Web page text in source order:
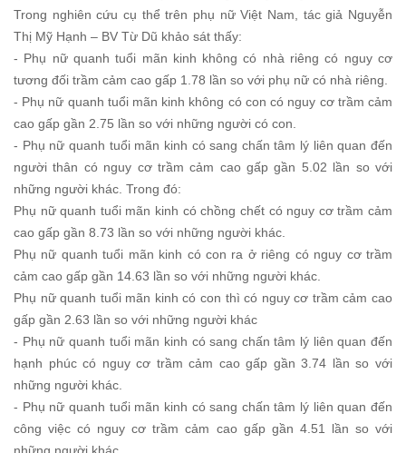
Trong nghiên cứu cụ thể trên phụ nữ Việt Nam, tác giả Nguyễn
Thị Mỹ Hạnh – BV Từ Dũ khảo sát thấy:
- Phụ nữ quanh tuổi mãn kinh không có nhà riêng có nguy cơ
tương đối trầm cảm cao gấp 1.78 lần so với phụ nữ có nhà riêng.
- Phụ nữ quanh tuổi mãn kinh không có con có nguy cơ trầm cảm
cao gấp gần 2.75 lần so với những người có con.
- Phụ nữ quanh tuổi mãn kinh có sang chấn tâm lý liên quan đến
người thân có nguy cơ trầm cảm cao gấp gần 5.02 lần so với
những người khác. Trong đó:
Phụ nữ quanh tuổi mãn kinh có chồng chết có nguy cơ trầm cảm
cao gấp gần 8.73 lần so với những người khác.
Phụ nữ quanh tuổi mãn kinh có con ra ở riêng có nguy cơ trầm
cảm cao gấp gần 14.63 lần so với những người khác.
Phụ nữ quanh tuổi mãn kinh có con thì có nguy cơ trầm cảm cao
gấp gần 2.63 lần so với những người khác
- Phụ nữ quanh tuổi mãn kinh có sang chấn tâm lý liên quan đến
hạnh phúc có nguy cơ trầm cảm cao gấp gần 3.74 lần so với
những người khác.
- Phụ nữ quanh tuổi mãn kinh có sang chấn tâm lý liên quan đến
công việc có nguy cơ trầm cảm cao gấp gần 4.51 lần so với